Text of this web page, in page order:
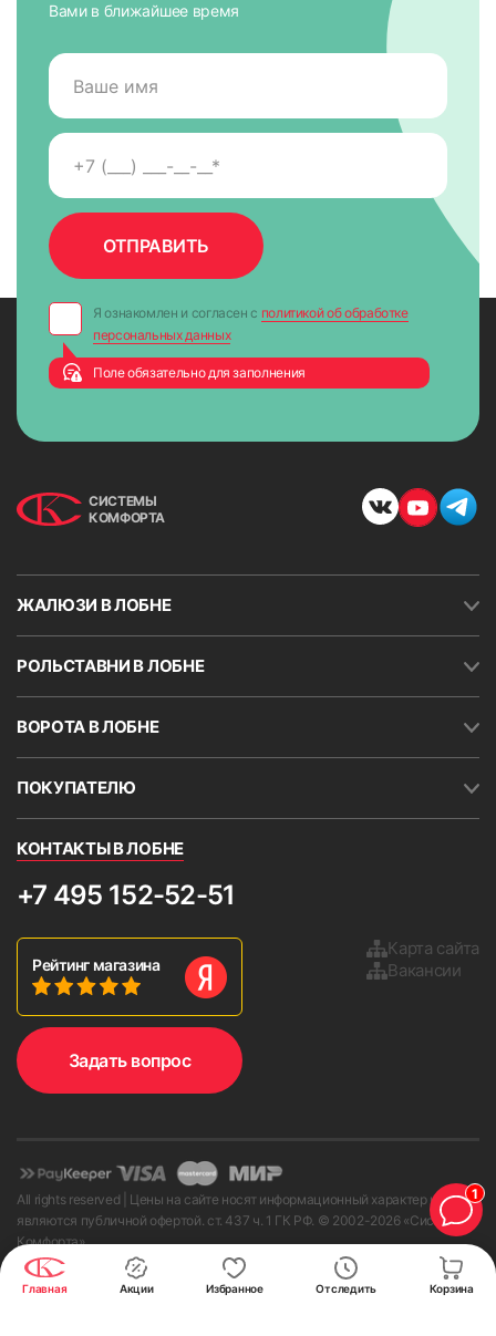
Главная Акции Отследить
Избранное Корзина
Вами в ближайшее время
Я ознакомлен и согласен с политикой об обработке
персональных данных
Поле обязательно для заполнения
СИСТЕМЫ
КОМФОРТА
ЖАЛЮЗИ В ЛОБНЕ
РОЛЬСТАВНИ В ЛОБНЕ
ВОРОТА В ЛОБНЕ
ПОКУПАТЕЛЮ
КОНТАКТЫ В ЛОБНЕ
+7 495 152-52-51
Рейтинг магазина
Карта сайта
Вакансии
Задать вопрос
All rights reserved | Цены на сайте носят информационный характер и не
являются публичной офертой. ст. 437 ч. 1 ГК РФ. © 2002-2026 «Системы
Комфорта»
Наш сайт использует cookies, чтобы сайт работал лучше для вас, рекомендовать
полезное и создавать другие удобства на сайте. Оставаясь на сайте, вы
1